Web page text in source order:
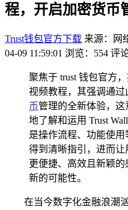
程，开启加密货币
Trust钱包官方下载 来源：网
04-09 11:59:01 浏览：554 评
聚焦于 trust 钱包官方
视频教程，其强调通
币管理的全新体验，
地了解和运用 Trust
是操作流程、功能使
得到清晰指引，进而
更便捷、高效且新颖
新的可能性。
在当今数字化金融浪潮